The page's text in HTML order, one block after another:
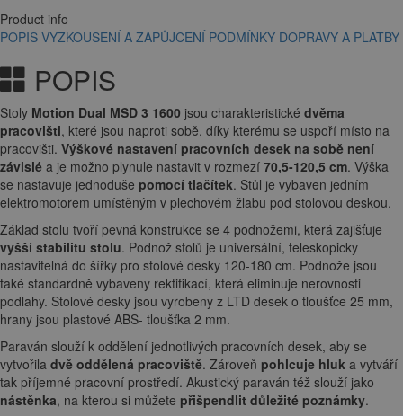
Product info
POPIS VYZKOUŠENÍ A ZAPŮJČENÍ PODMÍNKY DOPRAVY A PLATBY
POPIS
Stoly Motion Dual MSD 3 1600 jsou charakteristické dvěma
pracovišti, které jsou naproti sobě, díky kterému se uspoří místo na
pracovišti. Výškové nastavení pracovních desek na sobě není
závislé a je možno plynule nastavit v rozmezí 70,5-120,5 cm. Výška
se nastavuje jednoduše pomocí tlačítek. Stůl je vybaven jedním
elektromotorem umístěným v plechovém žlabu pod stolovou deskou.
Základ stolu tvoří pevná konstrukce se 4 podnožemi, která zajišťuje
vyšší stabilitu stolu. Podnož stolů je universální, teleskopicky
nastavitelná do šířky pro stolové desky 120-180 cm. Podnože jsou
také standardně vybaveny rektifikací, která eliminuje nerovnosti
podlahy. Stolové desky jsou vyrobeny z LTD desek o tloušťce 25 mm,
hrany jsou plastové ABS- tloušťka 2 mm.
Paraván slouží k oddělení jednotlivých pracovních desek, aby se
vytvořila dvě oddělená pracoviště. Zároveň pohlcuje hluk a vytváří
tak příjemné pracovní prostředí. Akustický paraván též slouží jako
nástěnka, na kterou si můžete přišpendlit důležité poznámky.